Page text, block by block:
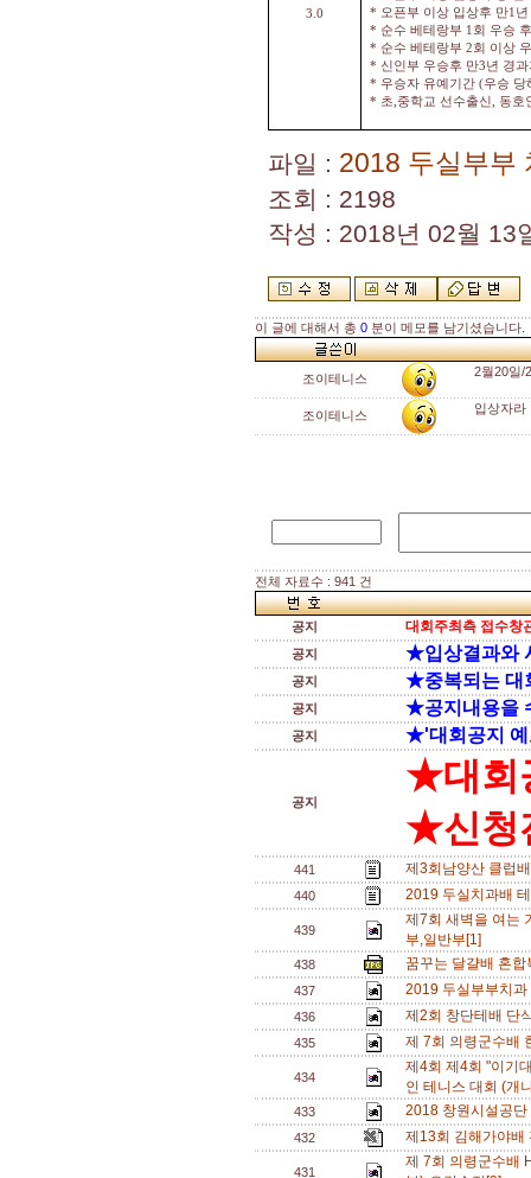
3.0
* 오픈부 이상 입상후 만1
* 순수 베테랑부 1 회 우승
* 순수 베테랑부 2회 이상
* 신인부 우승후 만3년 경과
* 우승자 유예기간 (우승 당
* 초 중학교 선수출신 동호
파일 : 2018 두실부부
조회 : 2198
작성 : 2018년 02월 13
이 글에 대해서 총 0 분이 메모를 남기셨습니다.
조이테니스 2월20일/
조이테니스 입상자라
전체 자료수 : 941 건
공지 대회주최측 접수창
공지 ★입상결과와
공지 ★중복되는 대
공지 ★공지내용을
공지 ★'대회공지 예
공지
★대회
★신청
441 제3회남양산 클럽
440 2019 두실치과배
439
제7회 새벽을 여는
부,일반부[1]
438 꿈꾸는 달걀배 혼
437 2019 두실부부치
436 제2회 창단테배 단
435 제 7회 의령군수배
434
제4회 제4회 "이기
인 테니스 대회 (개
433 2018 창원시설공
432 제13회 김해가야
431
제 7회 의령군수배